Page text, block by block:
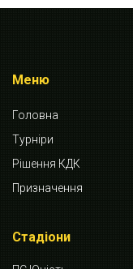
Меню
Головна
Турніри
Рішення КДК
Призначення
Стадіони